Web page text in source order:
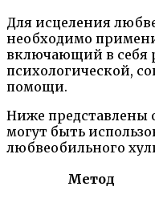
Для исцеления
необходимо
включающий в себя
психологической,
помощи.
Ниже представлены
могут быть
любвеобильного
Метод